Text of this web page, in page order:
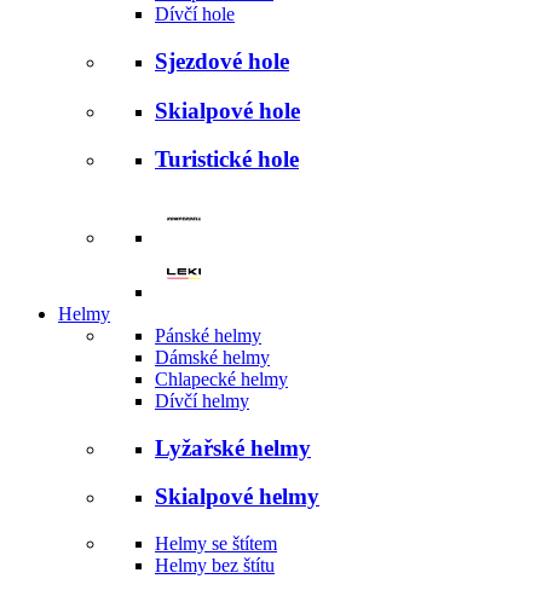
Dívčí hole
Sjezdové hole
Skialpové hole
Turistické hole
Helmy
Pánské helmy
Dámské helmy
Chlapecké helmy
Dívčí helmy
Lyžařské helmy
Skialpové helmy
Helmy se štítem
Helmy bez štítu